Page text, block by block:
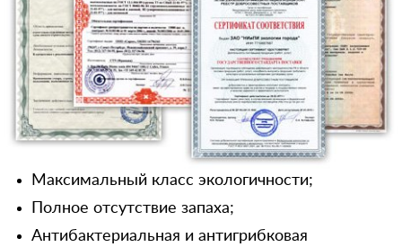
Максимальный класс экологичности;
Полное отсутствие запаха;
Антибактериальная и антигрибковая